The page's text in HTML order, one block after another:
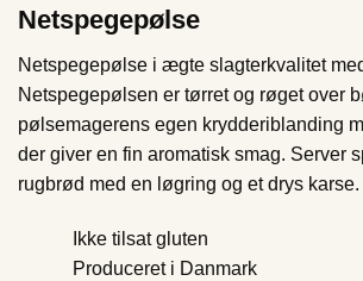
Netspegepølse
Netspegepølse i ægte slagterkvalitet
Netspegepølsen er tørret og røget over
pølsemagerens egen krydderiblanding
der giver en fin aromatisk smag. Server
rugbrød med en løgring og et drys karse.
Ikke tilsat gluten
Produceret i Danmark